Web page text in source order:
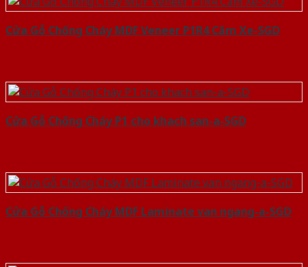
Cửa Gỗ Chống Cháy MDF Veneer P1R4 Căm Xe-SGD
Cửa Gỗ Chống Cháy P1 cho khach san-a-SGD
Cửa Gỗ Chống Cháy MDF Laminate van ngang-a-SGD